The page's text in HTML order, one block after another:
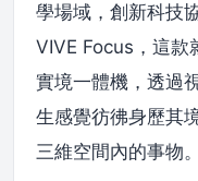
學場域，創新科技
VIVE Focus，這
實境一體機，透過
生感覺彷彿身歷其
三維空間內的事物。